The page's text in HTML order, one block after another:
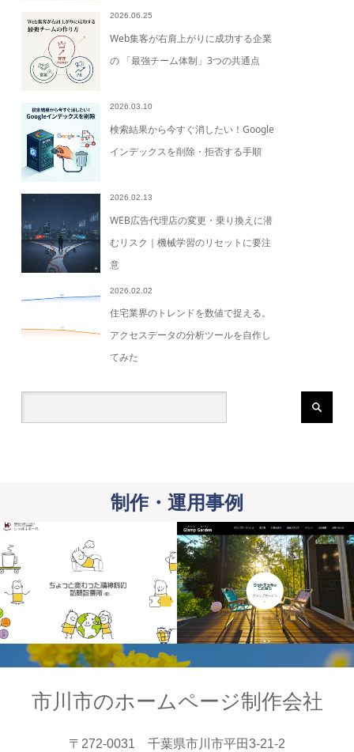
2026.06.25
Web集客が右肩上がりに成功する企業
の 「最強チーム体制」3つの共通点
2026.03.10
検索結果から今すぐ消したい！Google
インデックスを削除・拒否する手順
2026.02.13
WEB広告代理店の変更・乗り換えに潜
むリスク｜機械学習のリセットに要注
意
2026.02.02
住宅業界のトレンドを数値で捉える。
アクセスデータの分析ツールを自作し
てみた
制作・運用事例
市川市のホームページ制作会社
〒272-0031 千葉県市川市平田3-21-2